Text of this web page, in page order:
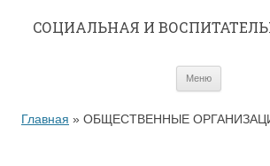
CОЦИАЛЬНАЯ И
Меню
Главная » ОБЩЕСТВЕННЫЕ